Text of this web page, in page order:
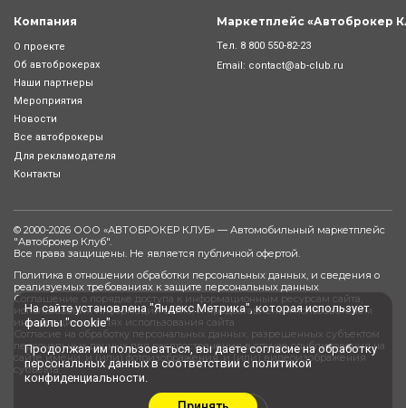
На сайте установлена "Яндекс.Метрика", которая использует
файлы "cookie"
Продолжая им пользоваться, вы даетесогласиена обработку
персональных данных в соответствии сполитикой
конфиденциальности.
Компания
О проекте
Об автоброкерах
Наши партнеры
Мероприятия
Новости
Все автоброкеры
Для рекламодателя
Контакты
Маркетплейс «Автоброкер
Тел. 8 800 550-82-23
Email: contact@ab-club.ru
© 2000-2026 ООО «АВТОБРОКЕР КЛУБ» — Автомобильный маркетплейс
"Автоброкер Клуб".
Все права защищены. Не является публичной офертой.
Политика в отношении обработки персональных данных, и сведения о
реализуемых требованиях к защите персональных данных
Соглашение о порядке доступа к информационным ресурсам сайта,
использования информации сайта, и предоставления пользователем
информации в целях использования сайта
Согласие на обработку персональных данных, разрешенных субъектом
персональных данных для распространения в случае опубликования на
сайте имени, и (или) фотоизображения, и (или) видеоизображения
субъекта